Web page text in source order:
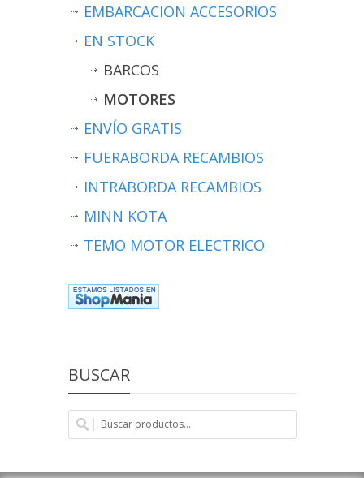
EMBARCACION ACCESORIOS
EN STOCK
BARCOS
MOTORES
ENVÍO GRATIS
FUERABORDA RECAMBIOS
INTRABORDA RECAMBIOS
MINN KOTA
TEMO MOTOR ELECTRICO
BUSCAR